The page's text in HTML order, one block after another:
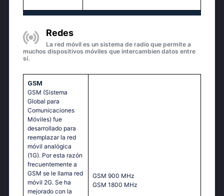
Redes
La red móvil es un sistema de radio que permite a
muchos dispositivos móviles que intercambien datos entre
sí.
GSM
GSM (Sistema
Global para
Comunicaciones
Móviles) fue
desarrollado para
reemplazar la red
móvil analógica
(1G). Por esta razón
frecuentemente a
GSM se le llama red
móvil 2G. Se ha
mejorado con la
GSМ 900 МНz
GSМ 1800 МНz